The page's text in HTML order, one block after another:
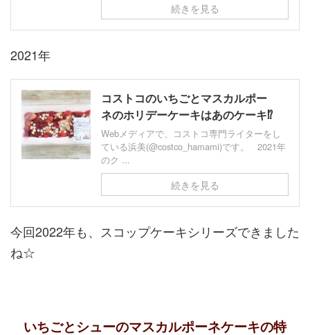
続きを見る
2021年
コストコのいちごとマスカルポー
ネのホリデーケーキはあのケーキ⁉
Webメディアで、コストコ専門ライターをし
ている浜美(@costco_hamami)です。 2021年
のク ...
続きを見る
今回2022年も、スコップケーキシリーズできました
ね☆
いちごとシューのマスカルポーネケーキの特